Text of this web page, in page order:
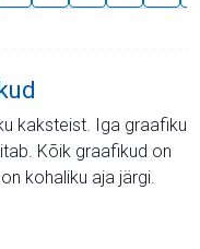
kaksteist. Iga graafiku
Kõik graafikud on
kohaliku aja järgi.